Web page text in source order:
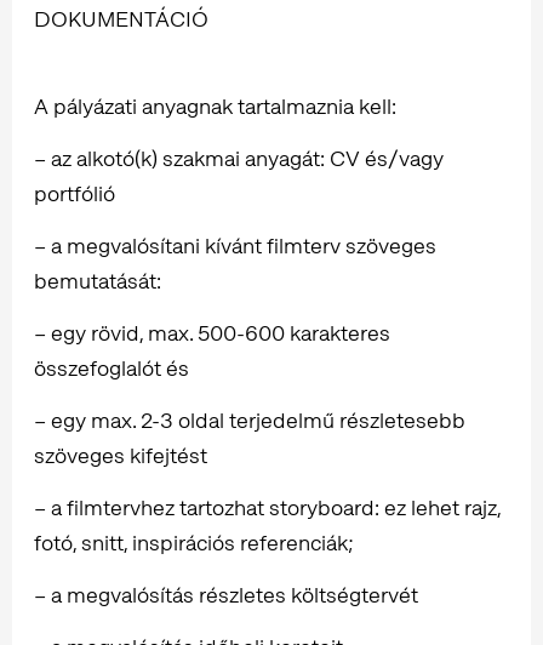
DOKUMENTÁCIÓ
A pályázati anyagnak tartalmaznia kell:
– az alkotó(k) szakmai anyagát: CV és/vagy
portfólió
– a megvalósítani kívánt filmterv szöveges
bemutatását:
– egy rövid, max. 500-600 karakteres
összefoglalót és
– egy max. 2-3 oldal terjedelmű részletesebb
szöveges kifejtést
– a filmtervhez tartozhat storyboard: ez lehet rajz,
fotó, snitt, inspirációs referenciák;
– a megvalósítás részletes költségtervét